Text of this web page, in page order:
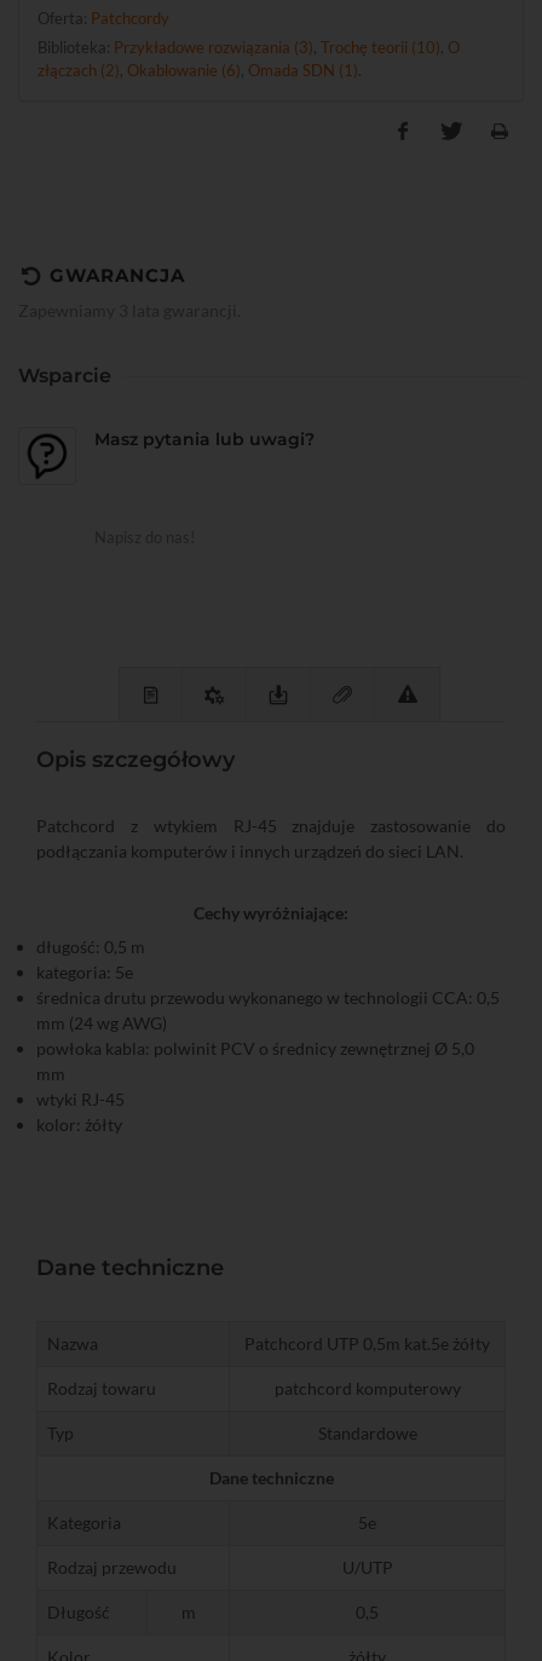
Oferta: Patchcordy
Biblioteka: Przykładowe rozwiązania (3) Trochę teorii (10) O
złączach (2) Okablowanie (6) Omada SDN (1)
GWARANCJA
Wsparcie
Masz pytania lub uwagi?
Opis szczegółowy
Patchcord z wtykiem RJ-45 znajduje zastosowanie do
podłączania komputerów i innych urządzeń do sieci LAN.
Cechy wyróżniające:
długość: 0,5 m
kategoria: 5e
średnica drutu przewodu wykonanego w technologii CCA: 0,5
mm (24 wg AWG)
powłoka kabla: polwinit PCV o średnicy zewnętrznej Ø 5,0
mm
wtyki RJ-45
kolor: żółty
Dane techniczne
Nazwa Patchcord UTP 0,5m kat.5e żółty
Rodzaj towaru patchcord komputerowy
Typ Standardowe
Dane techniczne
Kategoria 5e
Rodzaj przewodu U/UTP
Długość m 0,5
Kolor żółty